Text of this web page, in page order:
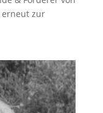
erneut zur